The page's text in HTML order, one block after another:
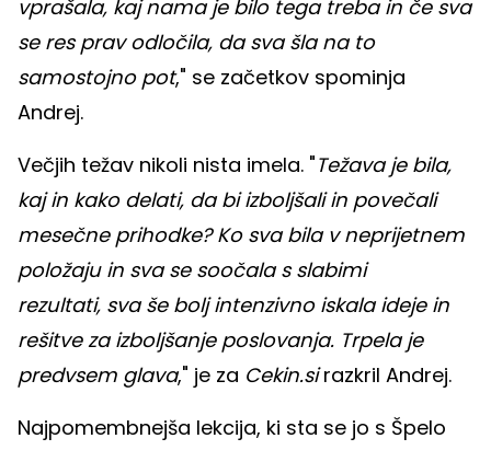
vprašala, kaj nama je bilo tega treba in če sva
se res prav odločila, da sva šla na to
samostojno pot," se začetkov spominja
Andrej.
Večjih težav nikoli nista imela. "Težava je bila,
kaj in kako delati, da bi izboljšali in povečali
mesečne prihodke? Ko sva bila v neprijetnem
položaju in sva se soočala s slabimi
rezultati, sva še bolj intenzivno iskala ideje in
rešitve za izboljšanje poslovanja. Trpela je
predvsem glava," je za Cekin.sirazkril Andrej.
Najpomembnejša lekcija, ki sta se jo s Špelo